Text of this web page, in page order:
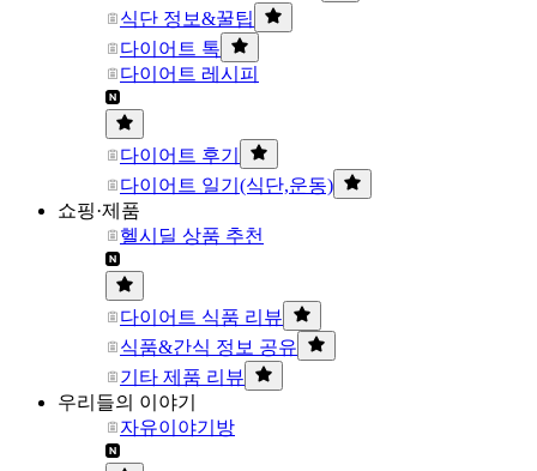
식단 정보&꿀팁
다이어트 톡
다이어트 레시피
다이어트 후기
다이어트 일기(식단,운동)
쇼핑·제품
헬시딜 상품 추천
다이어트 식품 리뷰
식품&간식 정보 공유
기타 제품 리뷰
우리들의 이야기
자유이야기방